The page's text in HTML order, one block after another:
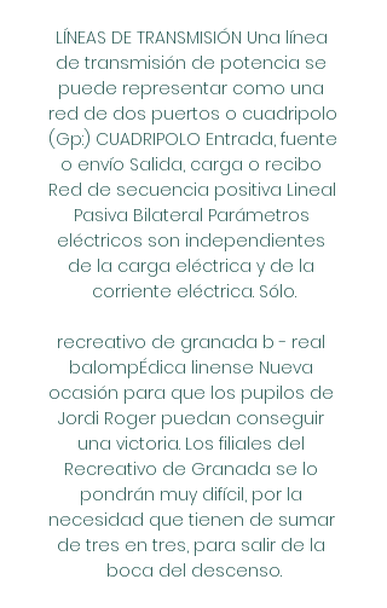
LÍNEAS DE TRANSMISIÓN Una línea
de transmisión de potencia se
puede representar como una
red de dos puertos o cuadripolo
(Gp:) CUADRIPOLO Entrada, fuente
o envío Salida, carga o recibo
Red de secuencia positiva Lineal
Pasiva Bilateral Parámetros
eléctricos son independientes
de la carga eléctrica y de la
corriente eléctrica. Sólo.
recreativo de granada b - real
balompÉdica linense Nueva
ocasión para que los pupilos de
Jordi Roger puedan conseguir
una victoria. Los filiales del
Recreativo de Granada se lo
pondrán muy difícil, por la
necesidad que tienen de sumar
de tres en tres, para salir de la
boca del descenso.